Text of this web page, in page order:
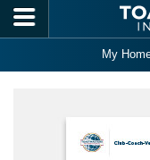
Skip to main content
My